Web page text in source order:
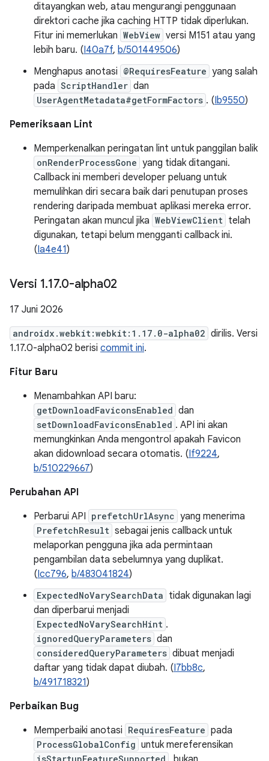
ditayangkan web, atau mengurangi penggunaan
direktori cache jika caching HTTP tidak diperlukan.
Fitur ini memerlukan WebView versi M151 atau yang
lebih baru. (I40a7f, b/501449506)
Menghapus anotasi @RequiresFeature yang salah
pada ScriptHandler dan
UserAgentMetadata#getFormFactors . (Ib9550)
Pemeriksaan Lint
Memperkenalkan peringatan lint untuk panggilan balik
onRenderProcessGone yang tidak ditangani.
Callback ini memberi developer peluang untuk
memulihkan diri secara baik dari penutupan proses
rendering daripada membuat aplikasi mereka error.
Peringatan akan muncul jika WebViewClient telah
digunakan, tetapi belum mengganti callback ini.
(Ia4e41)
Versi 1.17.0-alpha02
17 Juni 2026
androidx.webkit:webkit:1.17.0-alpha02 dirilis. Versi
1.17.0-alpha02 berisi commit ini.
Fitur Baru
Menambahkan API baru:
getDownloadFaviconsEnabled dan
setDownloadFaviconsEnabled . API ini akan
memungkinkan Anda mengontrol apakah Favicon
akan didownload secara otomatis. (If9224,
b/510229667)
Perubahan API
Perbarui API prefetchUrlAsync yang menerima
PrefetchResult sebagai jenis callback untuk
melaporkan pengguna jika ada permintaan
pengambilan data sebelumnya yang duplikat.
(Icc796, b/483041824)
ExpectedNoVarySearchData tidak digunakan lagi
dan diperbarui menjadi
ExpectedNoVarySearchHint .
ignoredQueryParameters dan
consideredQueryParameters dibuat menjadi
daftar yang tidak dapat diubah. (I7bb8c,
b/491718321)
Perbaikan Bug
Memperbaiki anotasi RequiresFeature pada
ProcessGlobalConfig untuk mereferensikan